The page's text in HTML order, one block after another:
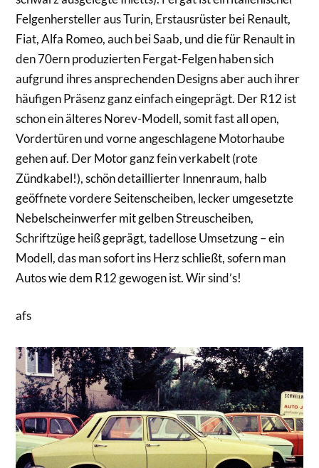
Felgenhersteller aus Turin, Erstausrüster bei Renault,
Fiat, Alfa Romeo, auch bei Saab, und die für Renault in
den 70ern produzierten Fergat-Felgen haben sich
aufgrund ihres ansprechenden Designs aber auch ihrer
häufigen Präsenz ganz einfach eingeprägt. Der R12 ist
schon ein älteres Norev-Modell, somit fast all open,
Vordertüren und vorne angeschlagene Motorhaube
gehen auf. Der Motor ganz fein verkabelt (rote
Zündkabel!), schön detaillierter Innenraum, halb
geöffnete vordere Seitenscheiben, lecker umgesetzte
Nebelscheinwerfer mit gelben Streuscheiben,
Schriftzüge heiß geprägt, tadellose Umsetzung – ein
Modell, das man sofort ins Herz schließt, sofern man
Autos wie dem R12 gewogen ist. Wir sind’s!
afs